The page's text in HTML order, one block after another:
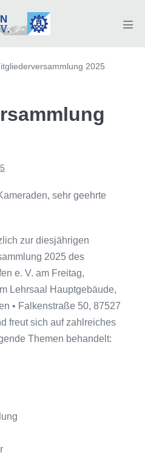
2025
sehr geehrte
zur diesjährigen
2025 des
e. V. am Freitag,
Lehrsaal Hauptgebäude,
• Falkenstraße 50, 87527
freut sich auf zahlreiches
Themen behandelt: